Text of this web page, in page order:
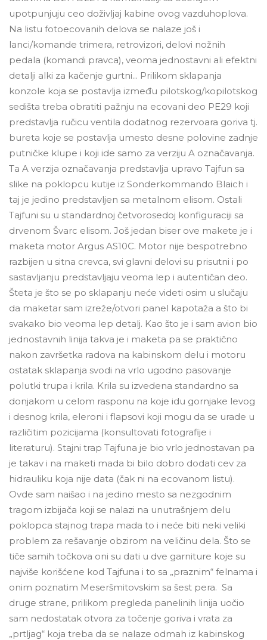
upotpunjuju ceo doživljaj kabine ovog vazduhoplova.
Na listu fotoecovanih delova se nalaze još i
lanci/komande trimera, retrovizori, delovi nožnih
pedala (komandi pravca), veoma jednostavni ali efektni
detalji alki za kačenje gurtni... Prilikom sklapanja
konzole koja se postavlja između pilotskog/kopilotskog
sedišta treba obratiti pažnju na ecovani deo PE29 koji
predstavlja ručicu ventila dodatnog rezervoara goriva tj.
bureta koje se postavlja umesto desne polovine zadnje
putničke klupe i koji ide samo za verziju A označavanja.
Ta A verzija označavanja predstavlja upravo Tajfun sa
slike na poklopcu kutije iz Sonderkommando Blaich i
taj je jedino predstavljen sa metalnom elisom. Ostali
Tajfuni su u standardnoj četvorosedoj konfiguraciji sa
drvenom Švarc elisom. Još jedan biser ove makete je i
maketa motor Argus AS10C. Motor nije bespotrebno
razbijen u sitna crevca, svi glavni delovi su prisutni i po
sastavljanju predstavljaju veoma lep i autentičan deo.
Šteta je što se po sklapanju neće videti osim u slučaju
da maketar sam izreže/otvori panel kapotaža a što bi
svakako bio veoma lep detalj. Kao što je i sam avion bio
jednostavnih linija takva je i maketa pa se praktično
nakon završetka radova na kabinskom delu i motoru
ostatak sklapanja svodi na vrlo ugodno pasovanje
polutki trupa i krila. Krila su izvedena standardno sa
donjakom u celom rasponu na koje idu gornjake levog
i desnog krila, eleroni i flapsovi koji mogu da se urade u
različitim pozicijama (konsultovati fotografije i
literaturu). Stajni trap Tajfuna je bio vrlo jednostavan pa
je takav i na maketi mada bi bilo dobro dodati cev za
hidrauliku koja nije data (čak ni na ecovanom listu).
Ovde sam naišao i na jedino mesto sa nezgodnim
tragom izbijača koji se nalazi na unutrašnjem delu
poklopca stajnog trapa mada to i neće biti neki veliki
problem za rešavanje obzirom na veličinu dela. Što se
tiče samih točkova oni su dati u dve garniture koje su
najviše korišćene kod Tajfuna i to sa „praznim“ felnama i
onim poznatim Meseršmitovskim sa šest pera. Sa
druge strane, prilikom pregleda panelinih linija uočio
sam nedostatak otvora za točenje goriva i vrata za
„prtljag“ koja treba da se nalaze odmah iz kabinskog